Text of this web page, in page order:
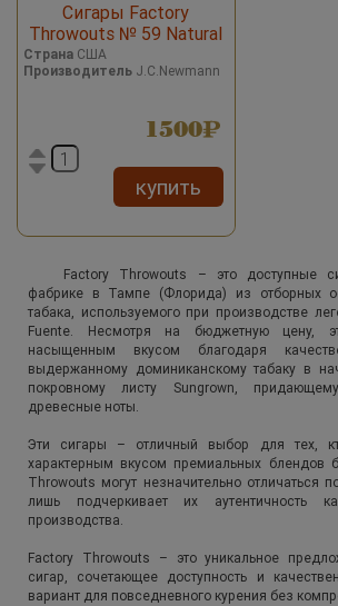
Сигары Factory
Throwouts № 59 Natural
Страна США
Производитель J.C.Newmann
1500
купить
Factory Throwouts – это доступные
фабрике в Тампе (Флорида) из отборных
табака, используемого при производстве
Fuente. Несмотря на бюджетную цену,
насыщенным вкусом благодаря
выдержанному доминиканскому табаку в
покровному листу Sungrown,
древесные ноты.
Эти сигары – отличный выбор для тех,
характерным вкусом премиальных блендов
Throwouts могут незначительно отличаться
лишь подчеркивает их аутентичность
производства.
Factory Throwouts – это уникальное
сигар, сочетающее доступность и
вариант для повседневного курения без